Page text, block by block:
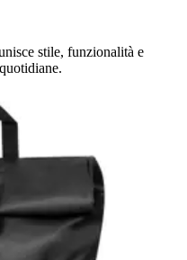
stile, funzionalità e